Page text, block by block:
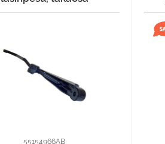
55154966AB